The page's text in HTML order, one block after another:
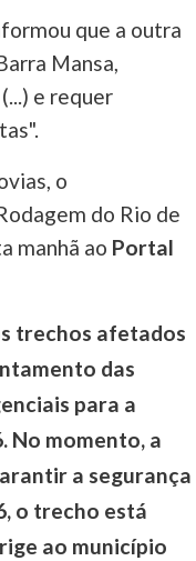
que a outra
Mansa,
e requer
o
do Rio de
manhã ao Portal
trechos afetados
das
para a
No momento, a
a segurança
o trecho está
ao município